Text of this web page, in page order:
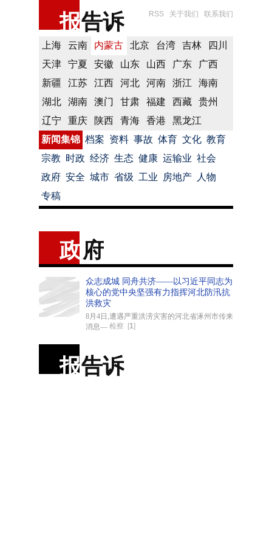
报告诉 RSS 关于我们 联系我们
上海 云南 内蒙古 北京 台湾 吉林
四川
天津
宁夏 安徽 山东 山西 广东
广西
新疆
江苏 江西 河北 河南 浙江
海南
湖北
湖南 澳门 甘肃 福建 西藏
贵州
辽宁
重庆 陕西 青海 香港
黑龙江
新闻集锦 档案 资料 事故 体育 文化 教育
宗教 时政 经济 生态 健康 运输业 社会
政府 安全 城市 省级 工业 房地产
人物
专稿
政 府
众志成城 同舟共济——以习近平同志为
核心的党中央坚强有力指挥河北防汛抗
洪救灾
8月4日,遭遇严重洪涝灾害的河北省涿州市传来
消息— 检察 [1]
报告诉